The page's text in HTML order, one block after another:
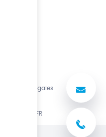
Mentions légales
LUCYAN.FR